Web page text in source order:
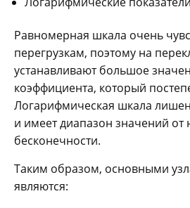
Равномерная шкала очень
перегрузкам, поэтому на
устанавливают большое
коэффициента, который
Логарифмическая шкала
и имеет диапазон значений от
бесконечности.
Таким образом, основными
являются: